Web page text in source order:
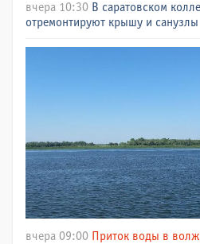
вчера 10:30 В саратовском
отремонтируют крышу и санузлы
вчера 09:00 Приток воды в